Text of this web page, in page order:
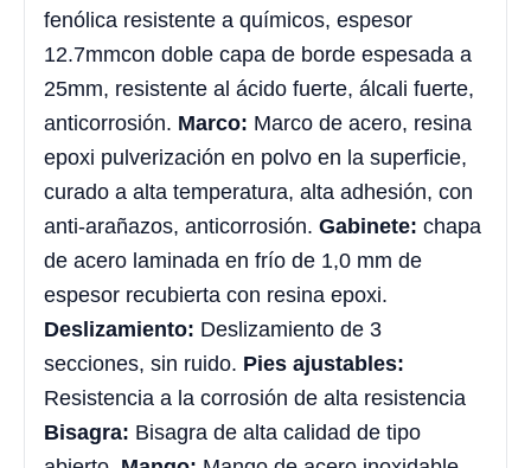
fenólica resistente a químicos, espesor
12.7mmcon doble capa de borde espesada a
25mm, resistente al ácido fuerte, álcali fuerte,
anticorrosión. Marco: Marco de acero, resina
epoxi pulverización en polvo en la superficie,
curado a alta temperatura, alta adhesión, con
anti-arañazos, anticorrosión. Gabinete: chapa
de acero laminada en frío de 1,0 mm de
espesor recubierta con resina epoxi.
Deslizamiento: Deslizamiento de 3
secciones, sin ruido. Pies ajustables:
Resistencia a la corrosión de alta resistencia
Bisagra: Bisagra de alta calidad de tipo